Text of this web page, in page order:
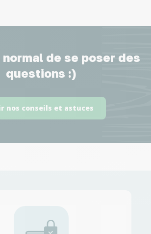
de se poser des
questions :)
nos conseils et astuces